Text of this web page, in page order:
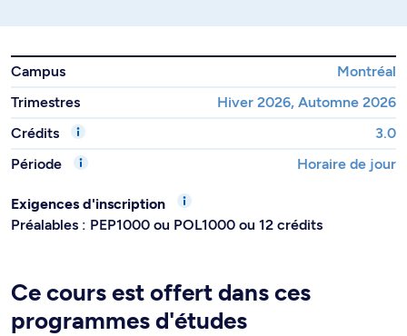
Campus
Montréal
Trimestres
Hiver 2026, Automne 2026
Crédits
3.0
Période
Horaire de jour
Exigences d'inscription
Préalables : PEP1000 ou POL1000 ou 12 crédits
Ce cours est offert dans ces
programmes d'études